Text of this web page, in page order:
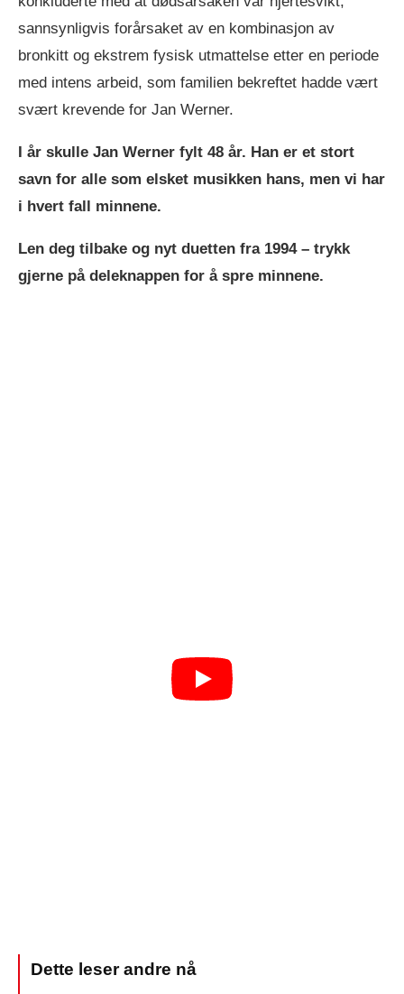
sannsynligvis forårsaket av en kombinasjon av
bronkitt og ekstrem fysisk utmattelse etter en periode
med intens arbeid, som familien bekreftet hadde vært
svært krevende for Jan Werner.
I år skulle Jan Werner fylt 48 år. Han er et stort
savn for alle som elsket musikken hans, men vi har
i hvert fall minnene.
Len deg tilbake og nyt duetten fra 1994 – trykk
gjerne på deleknappen for å spre minnene.